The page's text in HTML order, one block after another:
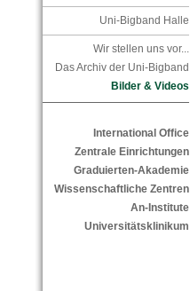
Uni-Bigband Halle
Wir stellen uns vor...
Das Archiv der Uni-Bigband
Bilder & Videos
International Office
Zentrale Einrichtungen
Graduierten-Akademie
Wissenschaftliche Zentren
An-Institute
Universitätsklinikum